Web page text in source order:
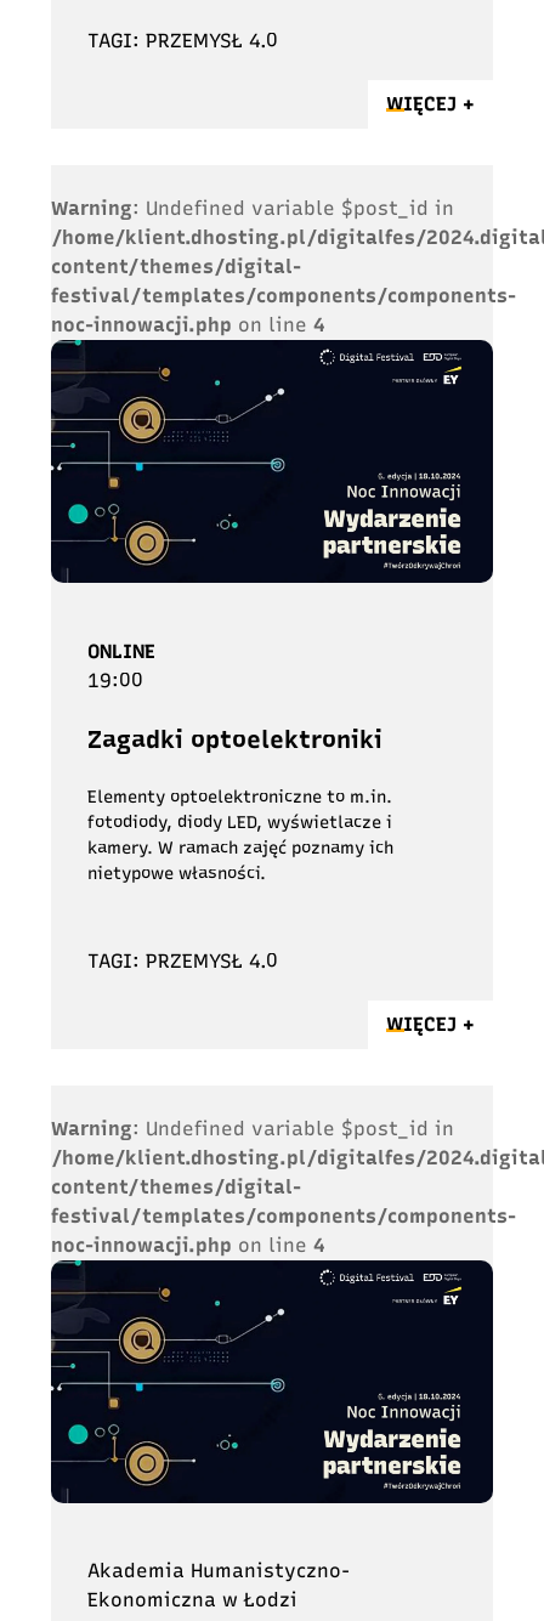
TAGI: PRZEMYSŁ 4.0
WIĘCEJ +
Warning: Undefined variable $post_id in
/home/klient.dhosting.pl/digitalfes/
content/themes/digital-
festival/templates/components/components-
noc-innowacji.php on line 4
ONLINE
19:00
Zagadki optoelektroniki
Elementy optoelektroniczne to m.in.
fotodiody, diody LED, wyświetlacze i
kamery. W ramach zajęć poznamy ich
nietypowe własności.
TAGI: PRZEMYSŁ 4.0
WIĘCEJ +
Warning: Undefined variable $post_id in
/home/klient.dhosting.pl/digitalfes/
content/themes/digital-
festival/templates/components/components-
noc-innowacji.php on line 4
Akademia Humanistyczno-
Ekonomiczna w Łodzi